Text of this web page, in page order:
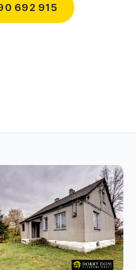
692 915